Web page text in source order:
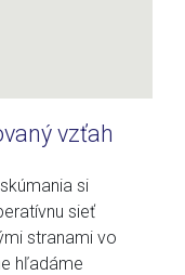
vzťah
si
sieť
stranami vo
hľadáme